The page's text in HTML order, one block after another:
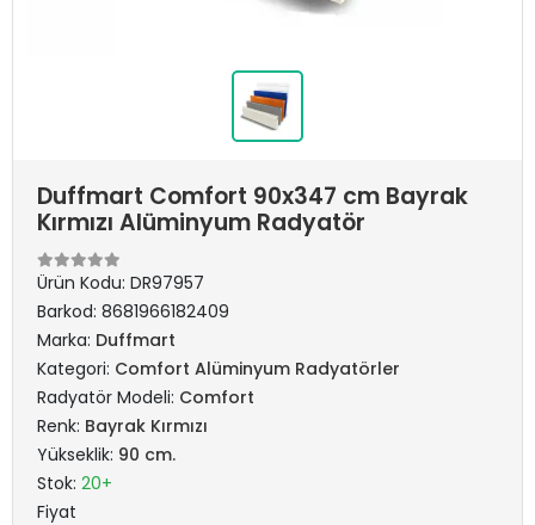
Duffmart Comfort 90x347 cm Bayrak
Kırmızı Alüminyum Radyatör
Ürün Kodu: DR97957
Barkod: 8681966182409
Marka: Duffmart
Kategori: Comfort Alüminyum Radyatörler
Radyatör Modeli: Comfort
Renk: Bayrak Kırmızı
Yükseklik: 90 cm.
Stok: 20+
Fiyat